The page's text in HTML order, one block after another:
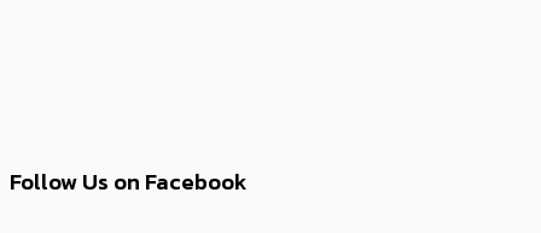
Follow Us on Facebook